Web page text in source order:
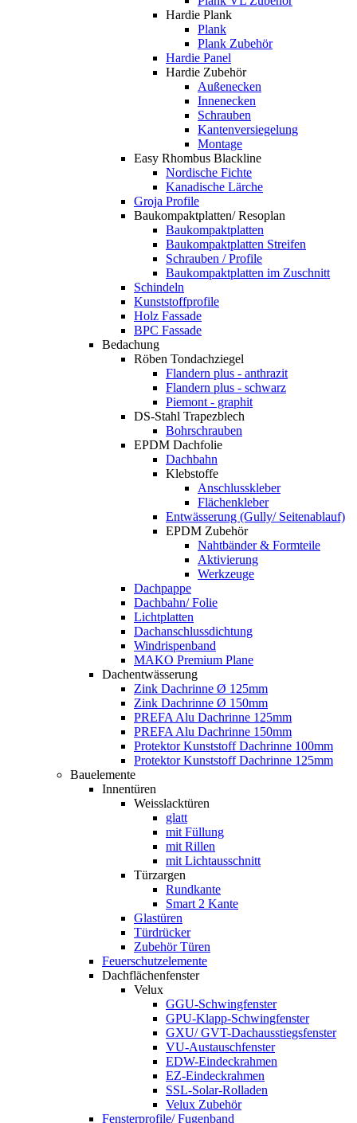
Hardie Plank
Plank
Plank Zubehör
Hardie Panel
Hardie Zubehör
Außenecken
Innenecken
Schrauben
Kantenversiegelung
Montage
Easy Rhombus Blackline
Nordische Fichte
Kanadische Lärche
Groja Profile
Baukompaktplatten/ Resoplan
Baukompaktplatten
Baukompaktplatten Streifen
Schrauben / Profile
Baukompaktplatten im Zuschnitt
Schindeln
Kunststoffprofile
Holz Fassade
BPC Fassade
Bedachung
Röben Tondachziegel
Flandern plus - anthrazit
Flandern plus - schwarz
Piemont - graphit
DS-Stahl Trapezblech
Bohrschrauben
EPDM Dachfolie
Dachbahn
Klebstoffe
Anschlusskleber
Flächenkleber
Entwässerung (Gully/ Seitenablauf)
EPDM Zubehör
Nahtbänder & Formteile
Aktivierung
Werkzeuge
Dachpappe
Dachbahn/ Folie
Lichtplatten
Dachanschlussdichtung
Windrispenband
MAKO Premium Plane
Dachentwässerung
Zink Dachrinne Ø 125mm
Zink Dachrinne Ø 150mm
PREFA Alu Dachrinne 125mm
PREFA Alu Dachrinne 150mm
Protektor Kunststoff Dachrinne 100mm
Protektor Kunststoff Dachrinne 125mm
Bauelemente
Innentüren
Weisslacktüren
glatt
mit Füllung
mit Rillen
mit Lichtausschnitt
Türzargen
Rundkante
Smart 2 Kante
Glastüren
Türdrücker
Zubehör Türen
Feuerschutzelemente
Dachflächenfenster
Velux
GGU-Schwingfenster
GPU-Klapp-Schwingfenster
GXU/ GVT-Dachausstiegsfenster
VU-Austauschfenster
EDW-Eindeckrahmen
EZ-Eindeckrahmen
SSL-Solar-Rolladen
Velux Zubehör
Fensterprofile/ Fugenband